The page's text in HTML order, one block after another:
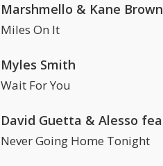
Marshmello & Kane Brown
Miles On It
Myles Smith
Wait For You
Never Going Home Tonight